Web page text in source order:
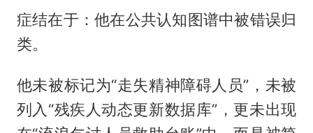
症结在于：他在公共认知图谱中被错误归
类。
他未被标记为“走失精神障碍人员”，未被
列入“残疾人动态更新数据库”，更未出现